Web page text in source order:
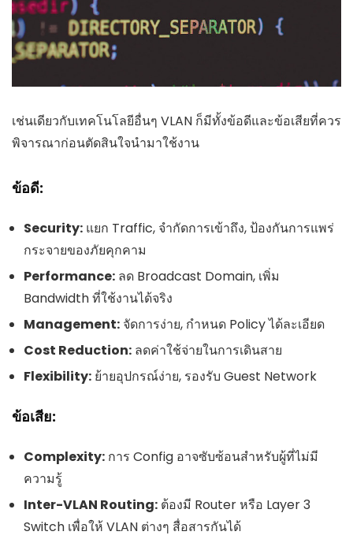
เช่นเดียวกับเทคโนโลยีอื่นๆ VLAN ก็มีทั้งข้อดีและข้อเสียที่ควร
พิจารณาก่อนตัดสินใจนำมาใช้งาน
ข้อดี:
Security: แยก Traffic, จำกัดการเข้าถึง, ป้องกันการแพร่
กระจายของภัยคุกคาม
Performance: ลด Broadcast Domain, เพิ่ม
Bandwidth ที่ใช้งานได้จริง
Management: จัดการง่าย, กำหนด Policy ได้ละเอียด
Cost Reduction: ลดค่าใช้จ่ายในการเดินสาย
Flexibility: ย้ายอุปกรณ์ง่าย, รองรับ Guest Network
ข้อเสีย:
Complexity: การ Config อาจซับซ้อนสำหรับผู้ที่ไม่มี
ความรู้
Inter-VLAN Routing: ต้องมี Router หรือ Layer 3
Switch เพื่อให้ VLAN ต่างๆ สื่อสารกันได้